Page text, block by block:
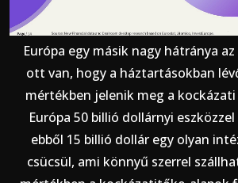
Európa egy másik nagy hátránya
ott van, hogy a háztartásokban
mértékben jelenik meg a
Európa 50 billió dollárnyi
ebből 15 billió dollár egy olyan
csücsül, ami könnyű szerrel